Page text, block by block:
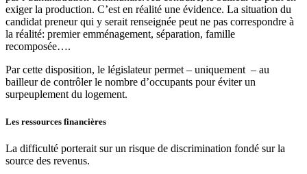
exiger la production. C’est en réalité une évidence. La situation du
candidat preneur qui y serait renseignée peut ne pas correspondre à
la réalité: premier emménagement, séparation, famille
recomposée….
Par cette disposition, le législateur permet – uniquement – au
bailleur de contrôler le nombre d’occupants pour éviter un
surpeuplement du logement.
Les ressources financières
La difficulté porterait sur un risque de discrimination fondé sur la
source des revenus.